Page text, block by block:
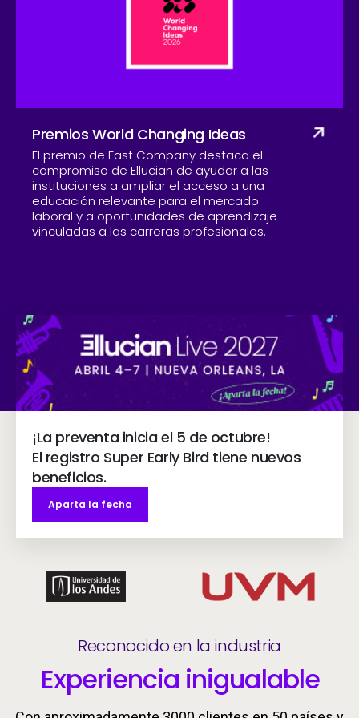
Premios World Changing Ideas
El premio de Fast Company destaca el
compromiso de Ellucian de ayudar a las
instituciones a ampliar el acceso a una
educación relevante para el mercado
laboral y a oportunidades de aprendizaje
vinculadas a las carreras profesionales.
Skip to CTA content
¡La preventa inicia el 5 de octubre!
El registro Super Early Bird tiene nuevos
beneficios.
Aparta la fecha
Reconocido en la industria
Experiencia inigualable